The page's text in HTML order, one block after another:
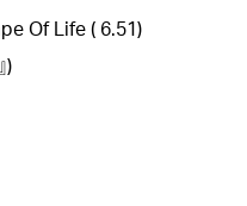
Of Life ( 6.51)